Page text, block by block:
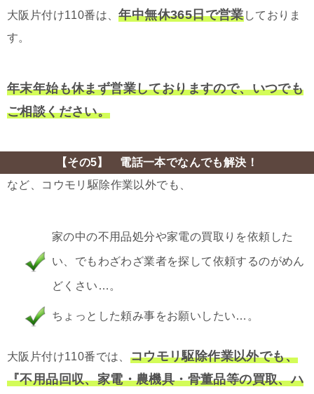
大阪片付け110番は、年中無休365日で営業しておりま
す。
年末年始も休まず営業しておりますので、いつでも
ご相談ください。
【その5】 電話一本でなんでも解決！
など、コウモリ駆除作業以外でも、
家の中の不用品処分や家電の買取りを依頼した
い、でもわざわざ業者を探して依頼するのがめん
どくさい…。
ちょっとした頼み事をお願いしたい…。
大阪片付け110番では、 コウモリ駆除作業以外でも、
『不用品回収、家電・農機具・骨董品等の買取、ハ